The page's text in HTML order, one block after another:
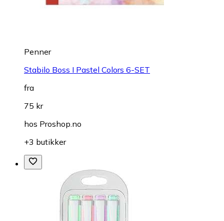
Penner
Stabilo Boss I Pastel Colors 6-SET
fra
75 kr
hos Proshop.no
+3 butikker